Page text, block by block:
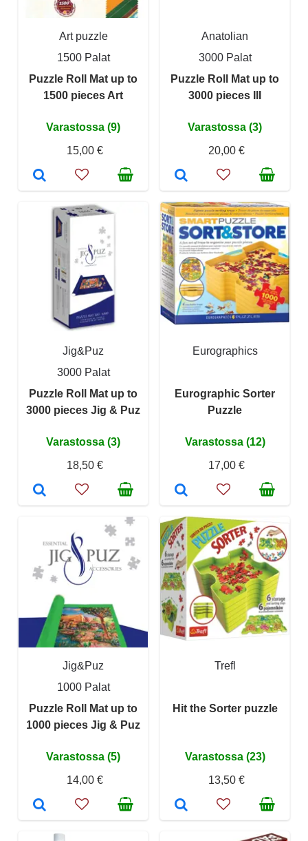
Art puzzle
1500 Palat
Puzzle Roll Mat up to
1500 pieces Art
Varastossa (9)
15,00 €
Anatolian
3000 Palat
Puzzle Roll Mat up to
3000 pieces III
Varastossa (3)
20,00 €
Jig&Puz
3000 Palat
Puzzle Roll Mat up to
3000 pieces Jig & Puz
Varastossa (3)
18,50 €
Eurographics
Eurographic Sorter
Puzzle
Varastossa (12)
17,00 €
Jig&Puz
1000 Palat
Puzzle Roll Mat up to
1000 pieces Jig & Puz
Varastossa (5)
14,00 €
Trefl
Hit the Sorter puzzle
Varastossa (23)
13,50 €